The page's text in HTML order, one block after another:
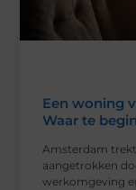
Een woning
Waar te
Amsterdam trekt
aangetrokken
werkomgeving